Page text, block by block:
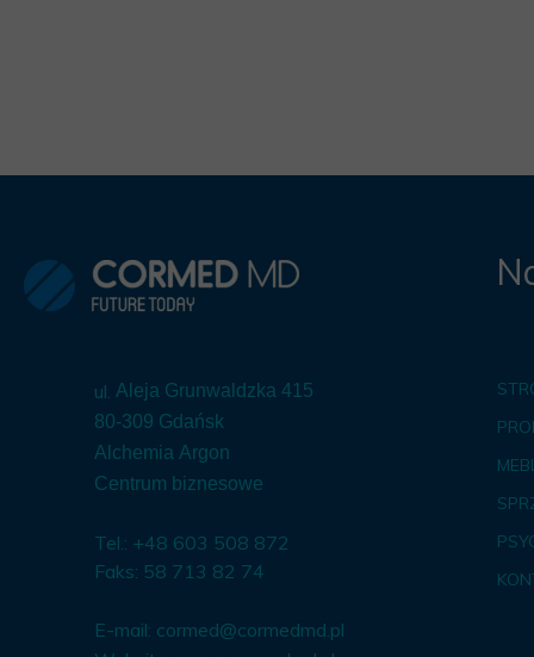
ul. Aleja Grunwaldzka 415
80-309 Gdańsk
Alchemia Argon
Centrum biznesowe
Tel.: +48 603 508 872
Faks: 58 713 82 74
E-mail: cormed@cormedmd.pl